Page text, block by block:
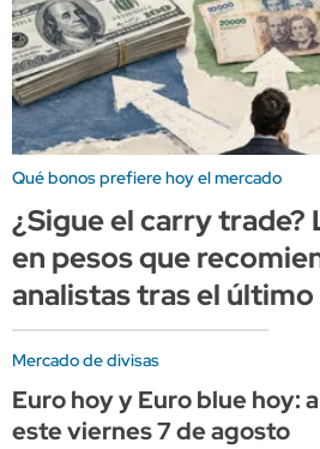
Qué bonos prefiere hoy el mercado
¿Sigue el carry trade?
en pesos que
analistas tras el último
Mercado de divisas
Euro hoy y Euro blue hoy:
este viernes 7 de agosto